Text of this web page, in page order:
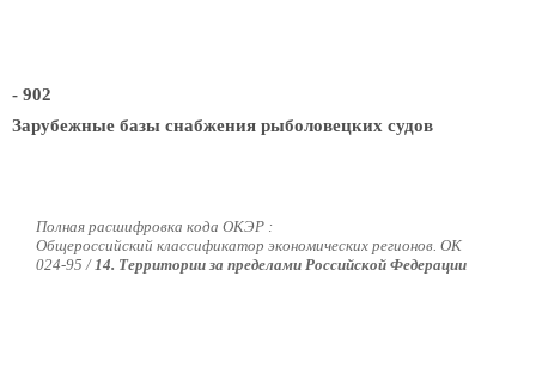
- 902
Зарубежные базы снабжения рыболовецких судов
Полная расшифровка кода ОКЭР :
Общероссийский классификатор экономических регионов. ОК
024-95 / 14. Территории за пределами Российской Федерации